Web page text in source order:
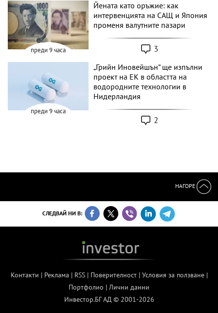
преди 9 часа
Йената като оръжие: как
интервенцията на САЩ и Япония
променя валутните пазари
3
преди 9 часа
„Грийн Иновейшън“ ще изпълни
проект на ЕК в областта на
водородните технологии в
Нидерландия
2
НАГОРЕ
СЛЕДВАЙ НИ В:
Контакти | Реклама | RSS| Поверителност| Условия за ползване|
Портфолио | Лични данни
Инвестор.БГ АД © 2001-2026